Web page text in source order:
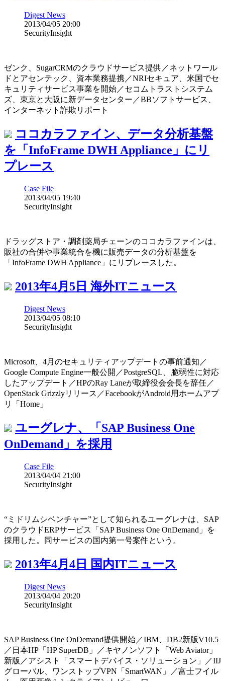
Digest News
2013/04/05 20:00
SecurityInsight
ゼンク、SugarCRMのクラウドサービス提供／ネットワール
ドとアセンテック、資本業務提携／NRIセキュア、米国でセ
キュリティサービス事業を開始／セコムトラストシステム
ズ、東京と大阪に新データセンター／BBソフトサービス、
インターネット詐欺リポート
ココカラファイン、データ分析基盤
を「InfoFrame DWH Appliance」にリ
プレース
Case File
2013/04/05 19:40
SecurityInsight
ドラッグストア・調剤薬局チェーンのココカラファインは、
販社の合併や事業統合を機に販売データの分析基盤を
「InfoFrame DWH Appliance」にリプレースした。
2013年4月5日 海外ITニュース
Digest News
2013/04/05 08:10
SecurityInsight
Microsoft、4月のセキュリティアップデートの事前通知／
Google Compute Engine一般公開／PostgreSQL、脆弱性に対応
したアップデート／HPのRay Laneが取締役会会長を辞任／
OpenStack Grizzlyリリース／FacebookがAndroid用ホームアプ
リ「Home」
ユーグレナ、「SAP Business One
OnDemand」を採用
Case File
2013/04/04 21:00
SecurityInsight
“ミドリムシベンチャー”として知られるユーグレナは、SAP
のクラウドERPサービス「SAP Business One OnDemand」を
採用した。同サービスの国内第一号案件という。
2013年4月4日 国内ITニュース
Digest News
2013/04/04 20:20
SecurityInsight
SAP Business One OnDemand提供開始／IBM、DB2新版V10.5
／日本HP「HP SuperDB」／キヤノンソフト「Web Aviator」
新版／アシスト「スマートデバイス・ソリューション」／IIJ
グローバル、ワンストップVPN「SmartWAN」／富士フイル